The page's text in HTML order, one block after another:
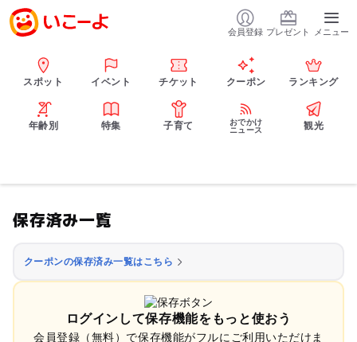
会員登録 プレゼント メニュー
スポット イベント チケット クーポン ランキング
年齢別 特集 子育て
おでかけ
ニュース
観光
保存済み一覧
クーポンの保存済み一覧はこちら
ログインして保存機能をもっと使おう
会員登録（無料）で保存機能がフルにご利用いただけま